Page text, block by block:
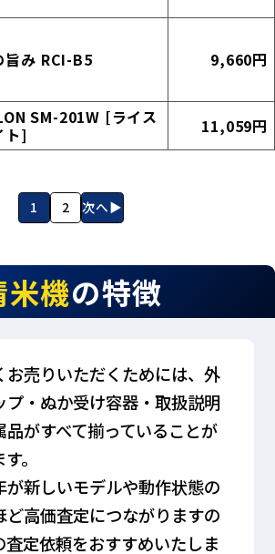
旨み RCI-B5 9,660円
SM-201W [ライス
ト]
11,059円
1 2 次へ▶
米機の特徴
お売りいただくためには、外
プ・ぬか受け容器・取扱説明
品がすべて揃っていることが
。
が新しいモデルや動作状態の
ど高価査定につながりますの
査定依頼をおすすめいたしま